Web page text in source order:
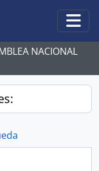
NACIONAL